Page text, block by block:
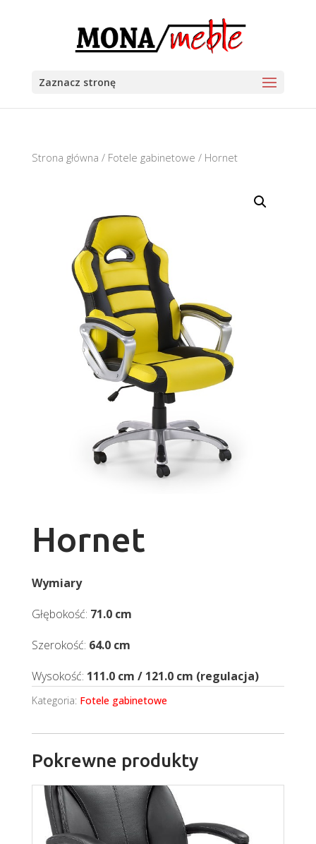
Zaznacz stronę
Strona główna / Fotele gabinetowe / Hornet
Hornet
Wymiary
Głębokość: 71.0 cm
Szerokość: 64.0 cm
Wysokość: 111.0 cm / 121.0 cm (regulacja)
Kategoria: Fotele gabinetowe
Pokrewne produkty